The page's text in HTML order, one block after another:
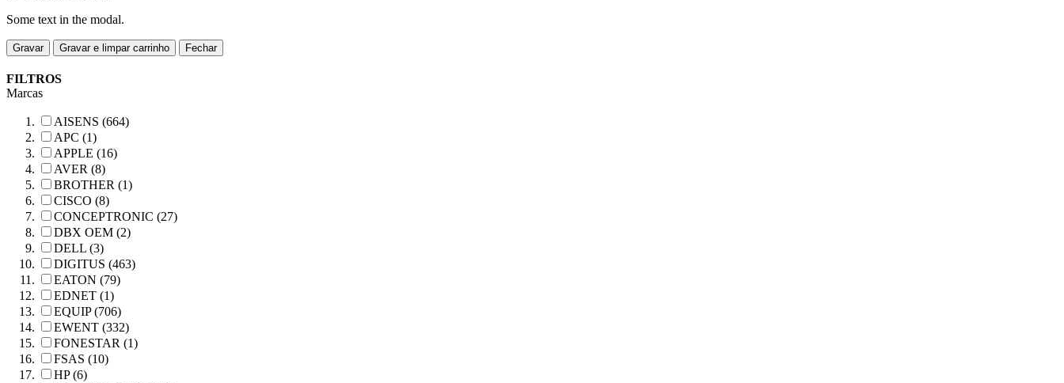
Some text in the modal.
Gravar Gravar e limpar carrinho Fechar
FILTROS
Marcas
AISENS (664)
APC (1)
APPLE (16)
AVER (8)
BROTHER (1)
CISCO (8)
CONCEPTRONIC (27)
DBX OEM (2)
DELL (3)
DIGITUS (463)
EATON (79)
EDNET (1)
EQUIP (706)
EWENT (332)
FONESTAR (1)
FSAS (10)
HP (6)